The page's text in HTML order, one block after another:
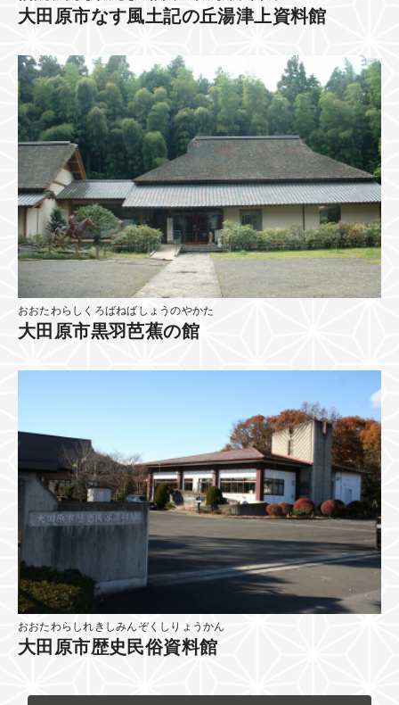
大田原市なす風土記の丘湯津上資料館
おおたわらしくろばねばしょうのやかた
大田原市黒羽芭蕉の館
おおたわらしれきしみんぞくしりょうかん
大田原市歴史民俗資料館